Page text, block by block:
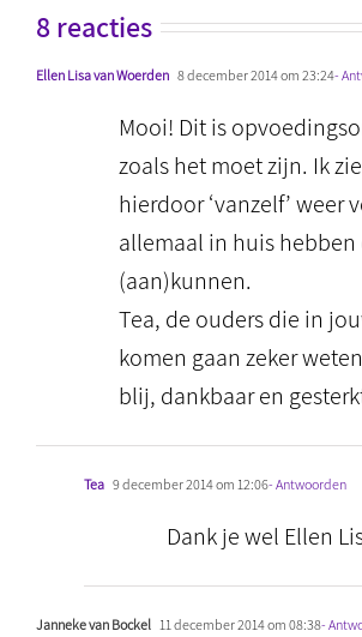
8 reacties
Ellen Lisa van Woerden 8 december 2014 om 23:24-
Mooi! Dit is
zoals het moet zijn. Ik
hierdoor ‘vanzelf’ weer
allemaal in huis hebben
(aan)kunnen.
Tea, de ouders die in
komen gaan zeker
blij, dankbaar en
Tea 9 december 2014 om 12:06- Antwoorden
Dank je wel Ellen
Janneke van Bockel 11 december 2014 om 08:38-